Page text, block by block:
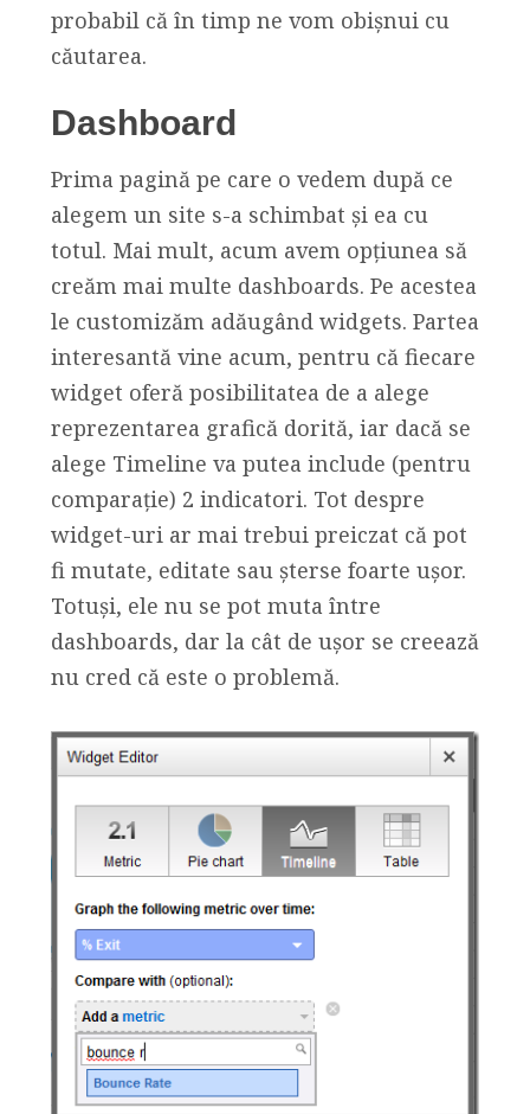
probabil că în timp ne vom obișnui cu
căutarea.
Dashboard
Prima pagină pe care o vedem după ce
alegem un site s-a schimbat și ea cu
totul. Mai mult, acum avem opțiunea să
creăm mai multe dashboards. Pe acestea
le customizăm adăugând widgets. Partea
interesantă vine acum, pentru că fiecare
widget oferă posibilitatea de a alege
reprezentarea grafică dorită, iar dacă se
alege Timeline va putea include (pentru
comparație) 2 indicatori. Tot despre
widget-uri ar mai trebui preiczat că pot
fi mutate, editate sau șterse foarte ușor.
Totuși, ele nu se pot muta între
dashboards, dar la cât de ușor se creează
nu cred că este o problemă.